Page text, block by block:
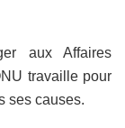
aux Affaires
travaille pour
ses causes.